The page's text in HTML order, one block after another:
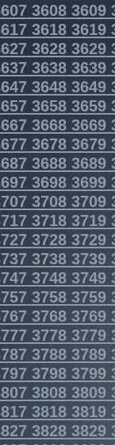
36083609
36183619
36283629
36383639
36483649
36583659
36683669
36783679
36883689
36983699
37083709
37183719
37283729
37383739
37483749
37583759
37683769
37783779
37883789
37983799
38083809
38183819
38283829